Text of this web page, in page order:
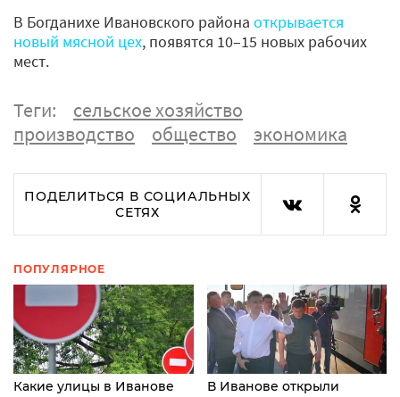
В Богданихе Ивановского района открывается
новый мясной цех, появятся 10–15 новых рабочих
мест.
Теги:
сельское хозяйство
производство
общество экономика
ПОДЕЛИТЬСЯ В СОЦИАЛЬНЫХ
СЕТЯХ
ПОПУЛЯРНОЕ
Какие улицы в Иванове
В Иванове открыли